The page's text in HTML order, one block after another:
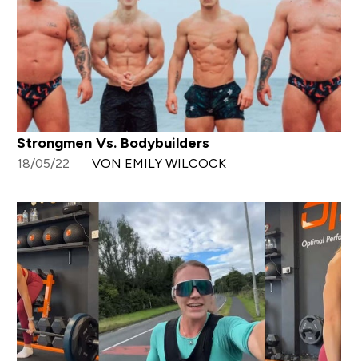
Strongmen Vs. Bodybuilders
18/05/22 VON EMILY WILCOCK